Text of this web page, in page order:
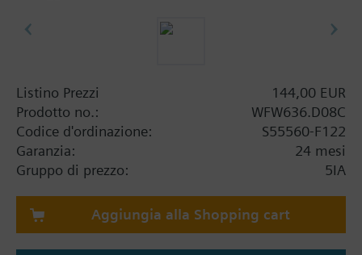
Listino Prezzi
144,00 EUR
Prodotto no.:
WFW636.D08C
Codice d'ordinazione:
S55560-F122
Garanzia:
24 mesi
Gruppo di prezzo:
5IA
Aggiungia alla Shopping cart